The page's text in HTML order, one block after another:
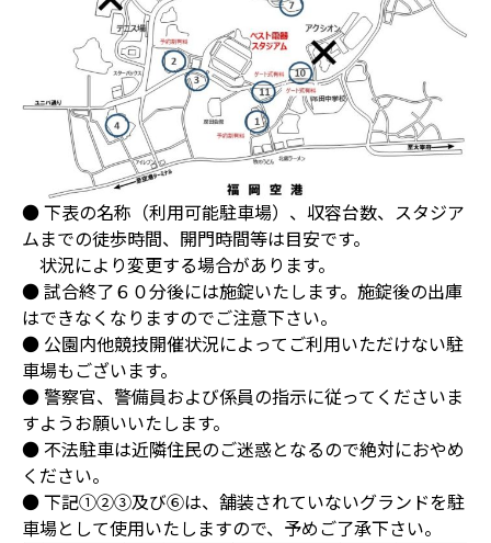
● 下表の名称（利用可能駐車場）、収容台数、スタジア
ムまでの徒歩時間、開門時間等は目安です。
状況により変更する場合があります。
● 試合終了６０分後には施錠いたします。施錠後の出庫
はできなくなりますのでご注意下さい。
● 公園内他競技開催状況によってご利用いただけない駐
車場もございます。
● 警察官、警備員および係員の指示に従ってくださいま
すようお願いいたします。
● 不法駐車は近隣住民のご迷惑となるので絶対におやめ
ください。
● 下記①②③及び⑥は、舗装されていないグランドを駐
車場として使用いたしますので、予めご了承下さい。